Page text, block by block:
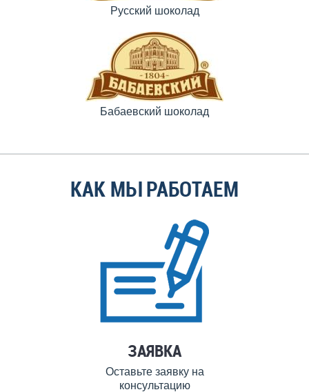
Русский шоколад
Бабаевский шоколад
КАК МЫ РАБОТАЕМ
ЗАЯВКА
Оставьте заявку на
консультацию